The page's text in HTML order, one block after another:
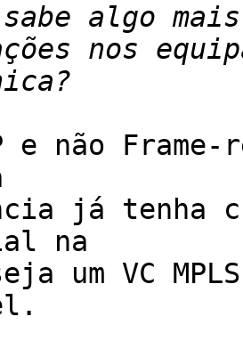
sabe algo
e não
já tenha
na
um VC